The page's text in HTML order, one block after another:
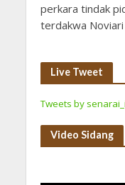
perkara tindak
terdakwa
Live Tweet
Tweets by
Video Sidang